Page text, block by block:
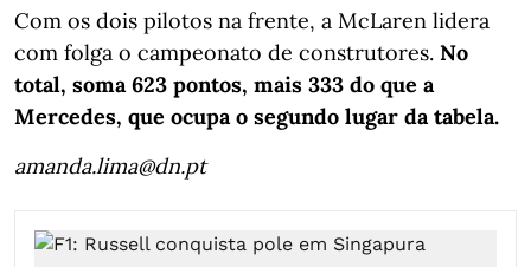
Com os dois pilotos na frente, a McLaren lidera
com folga o campeonato de construtores. No
total, soma 623 pontos, mais 333 do que a
Mercedes, que ocupa o segundo lugar da tabela.
amanda.lima@dn.pt